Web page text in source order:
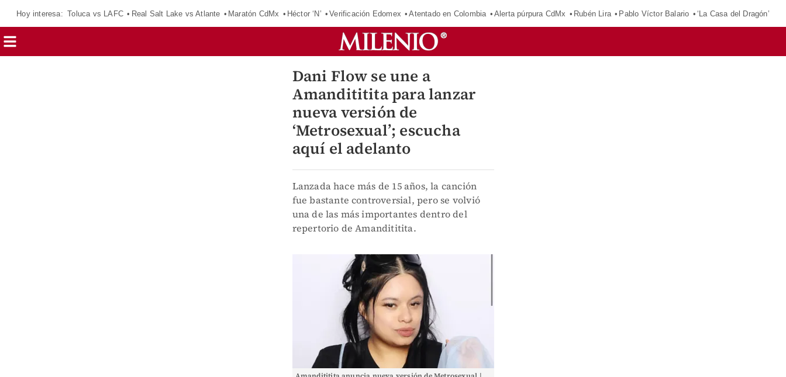
Hoy interesa: Toluca vs LAFC Real Salt Lake vs Atlante Maratón CdMx Héctor ‘N’ Verificación Edomex Atentado en Colombia Alerta púrpura CdMx Rubén Lira Pablo Víctor Balario ‘La Casa del Dragón’
Dani Flow se une a
Amandititita para lanzar
nueva versión de
‘Metrosexual’; escucha
aquí el adelanto
Lanzada hace más de 15 años, la canción
fue bastante controversial, pero se volvió
una de las más importantes dentro del
repertorio de Amandititita.